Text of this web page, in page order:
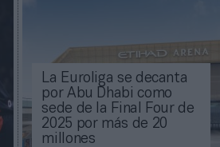
La Euroliga se decanta
por Abu Dhabi como
sede de la Final Four de
2025 por más de 20
millones